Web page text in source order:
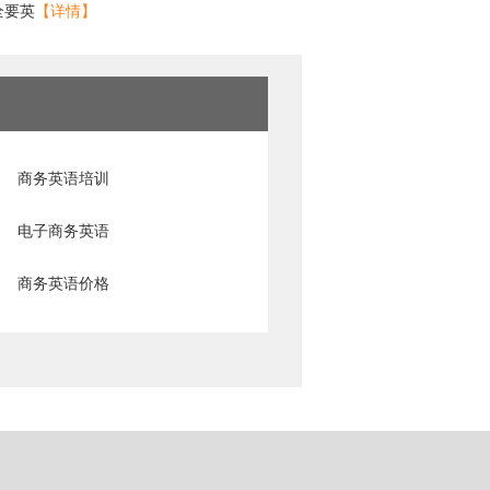
要英【详情】
商务英语培训
电子商务英语
商务英语价格